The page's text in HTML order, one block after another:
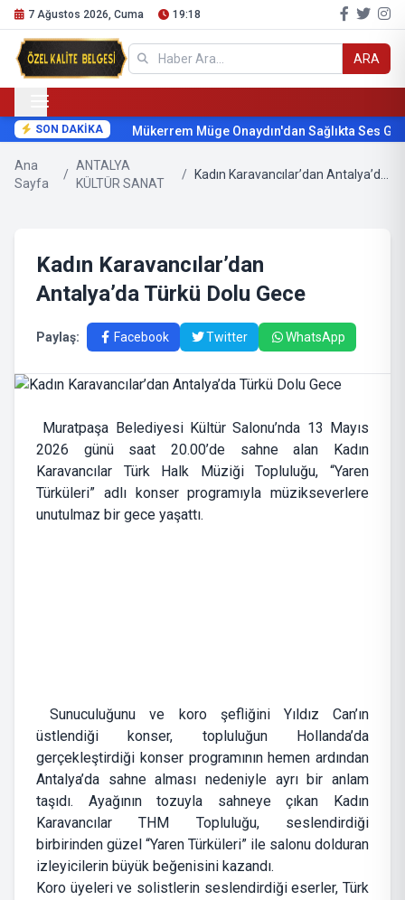
7 Ağustos 2026, Cuma 19:18
ARA
SON DAKİKA Mükerrem Müge Onaydın'dan Sağlıkta Ses
Ana
Sayfa
/
ANTALYA
KÜLTÜR SANAT
/
Kadın Karavancılar’dan
Antalya’da Türkü Dolu Gece
Paylaş: Facebook Twitter WhatsApp
Muratpaşa Belediyesi Kültür Salonu’nda 13 Mayıs
2026 günü saat 20.00’de sahne alan Kadın
Karavancılar Türk Halk Müziği Topluluğu, “Yaren
Türküleri” adlı konser programıyla müzikseverlere
unutulmaz bir gece yaşattı.
Sunuculuğunu ve koro şefliğini Yıldız Can’ın
üstlendiği konser, topluluğun Hollanda’da
gerçekleştirdiği konser programının hemen ardından
Antalya’da sahne alması nedeniyle ayrı bir anlam
taşıdı. Ayağının tozuyla sahneye çıkan Kadın
Karavancılar THM Topluluğu, seslendirdiği
birbirinden güzel “Yaren Türküleri” ile salonu dolduran
izleyicilerin büyük beğenisini kazandı.
Koro üyeleri ve solistlerin seslendirdiği eserler, Türk